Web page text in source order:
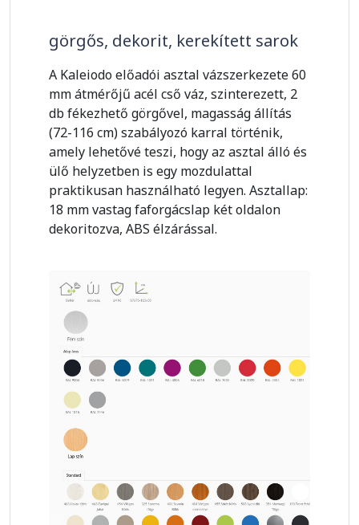
görgős, dekorit, kerekített sarok
A Kaleiodo előadói asztal vázszerkezete 60
mm átmérőjű acél cső váz, szinterezett, 2
db fékezhető görgővel, magasság állítás
(72-116 cm) szabályozó karral történik,
amely lehetővé teszi, hogy az asztal álló és
ülő helyzetben is egy mozdulattal
praktikusan használható legyen. Asztallap:
18 mm vastag faforgácslap két oldalon
dekoritozva, ABS élzárással.